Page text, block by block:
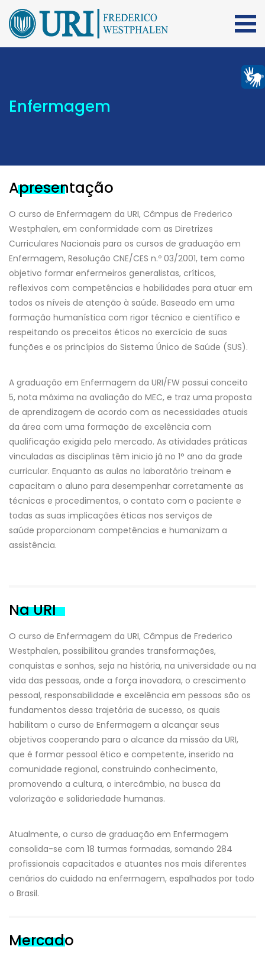
Enfermagem
Apresentação
O curso de Enfermagem da URI, Câmpus de Frederico
Westphalen, em conformidade com as Diretrizes
Curriculares Nacionais para os cursos de graduação em
Enfermagem, Resolução CNE/CES n.º 03/2001, tem como
objetivo formar enfermeiros generalistas, críticos,
reflexivos com competências e habilidades para atuar em
todos os níveis de atenção à saúde. Baseado em uma
formação humanística com rigor técnico e científico e
respeitando os preceitos éticos no exercício de suas
funções e os princípios do Sistema Único de Saúde (SUS).
A graduação em Enfermagem da URI/FW possui conceito
5, nota máxima na avaliação do MEC, e traz uma proposta
de aprendizagem de acordo com as necessidades atuais
da área com uma formação de excelência com
qualificação exigida pelo mercado. As atividades práticas
vinculadas as disciplinas têm inicio já no 1° ano da grade
curricular. Enquanto as aulas no laboratório treinam e
capacitam o aluno para desempenhar corretamente as
técnicas e procedimentos, o contato com o paciente e
todas as suas implicações éticas nos serviços de
saúde proporcionam competências e humanizam a
assistência.
Na URI
O curso de Enfermagem da URI, Câmpus de Frederico
Westphalen, possibilitou grandes transformações,
conquistas e sonhos, seja na história, na universidade ou na
vida das pessoas, onde a força inovadora, o crescimento
pessoal, responsabilidade e excelência em pessoas são os
fundamentos dessa trajetória de sucesso, os quais
habilitam o curso de Enfermagem a alcançar seus
objetivos cooperando para o alcance da missão da URI,
que é formar pessoal ético e competente, inserido na
comunidade regional, construindo conhecimento,
promovendo a cultura, o intercâmbio, na busca da
valorização e solidariedade humanas.
Atualmente, o curso de graduação em Enfermagem
consolida-se com 18 turmas formadas, somando 284
profissionais capacitados e atuantes nos mais diferentes
cenários do cuidado na enfermagem, espalhados por todo
o Brasil.
Mercado